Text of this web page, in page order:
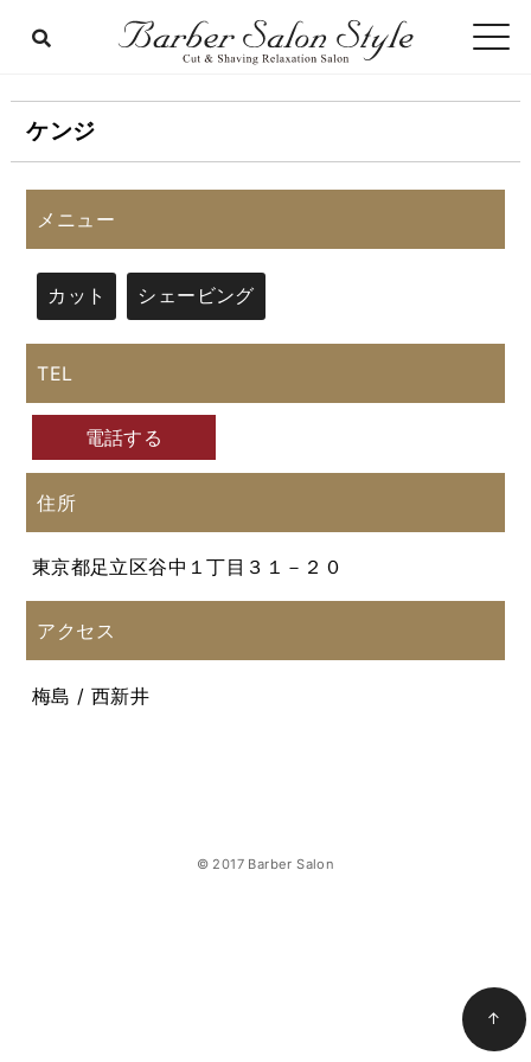
ケンジ
メニュー
カット シェービング
TEL
電話する
住所
東京都足立区谷中１丁目３１－２０
アクセス
梅島 / 西新井
© 2017 Barber Salon
↑